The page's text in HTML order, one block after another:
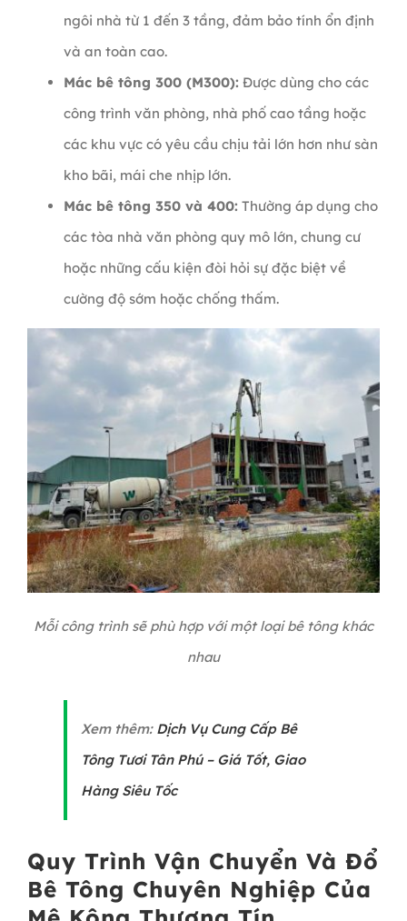
ngôi nhà từ 1 đến 3 tầng, đảm bảo tính ổn định
và an toàn cao.
Mác bê tông 300 (M300): Được dùng cho các
công trình văn phòng, nhà phố cao tầng hoặc
các khu vực có yêu cầu chịu tải lớn hơn như sàn
kho bãi, mái che nhịp lớn.
Mác bê tông 350 và 400: Thường áp dụng cho
các tòa nhà văn phòng quy mô lớn, chung cư
hoặc những cấu kiện đòi hỏi sự đặc biệt về
cường độ sớm hoặc chống thấm.
Mỗi công trình sẽ phù hợp với một loại bê tông khác
nhau
Xem thêm: Dịch Vụ Cung Cấp Bê
Tông Tươi Tân Phú – Giá Tốt, Giao
Hàng Siêu Tốc
Quy Trình Vận Chuyển Và Đổ
Bê Tông Chuyên Nghiệp Của